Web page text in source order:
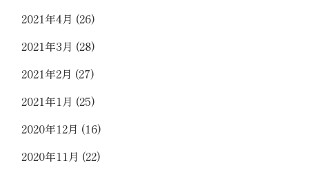
2021年4月 (26)
2021年3月 (28)
2021年2月 (27)
2021年1月 (25)
2020年12月 (16)
2020年11月 (22)